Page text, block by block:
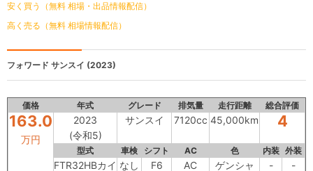
安く買う（無料 相場・出品情報配信）
高く売る（無料 相場情報配信）
フォワード サンスイ (2023)
価格 年式 グレード 排気量 走行距離 総合評価
163.0
万円
2023
(令和5)
サンスイ 7120cc 45,000km 4
型式 車検 シフト AC 色 内装 外装
FTR32HBカイ なし F6 AC ゲンシャ - -